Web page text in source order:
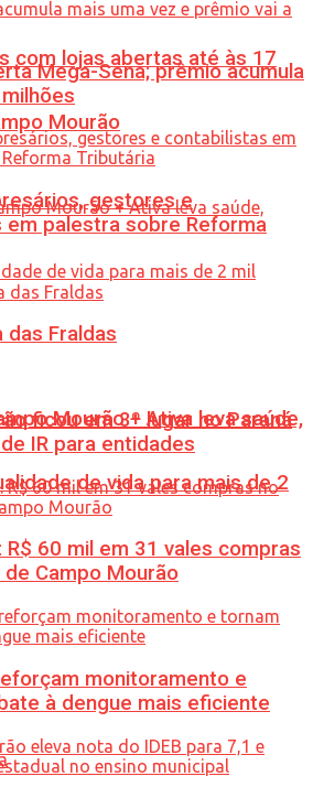
com lojas abertas até às 17
Mourão
Mourão + Ativa leva saúde,
de vida para mais de 2
Mega-Sena; prêmio acumula
gestores e
em palestra sobre Reforma
das Fraldas
ficou em 3º lugar no Paraná
IR para entidades
R$ 60 mil em 31 vales compras
Campo Mourão
monitoramento e
à dengue mais eficiente